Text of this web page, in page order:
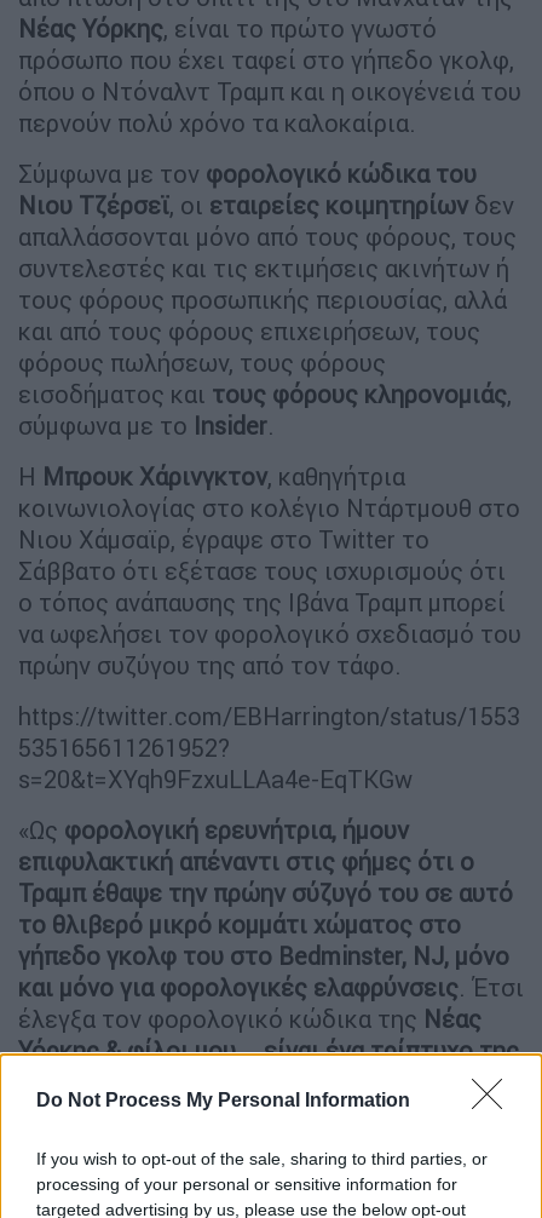
Do Not Process My Personal Information
If you wish to opt-out of the sale, sharing to third parties, or
processing of your personal or sensitive information for
targeted advertising by us, please use the below opt-out
Νέας Υόρκης, είναι το πρώτο γνωστό
πρόσωπο που έχει ταφεί στο γήπεδο γκολφ,
όπου ο Ντόναλντ Τραμπ και η οικογένειά του
περνούν πολύ χρόνο τα καλοκαίρια.
Σύμφωνα με τον φορολογικό κώδικα του
Νιου Τζέρσεϊ, οι εταιρείες κοιμητηρίων δεν
απαλλάσσονται μόνο από τους φόρους, τους
συντελεστές και τις εκτιμήσεις ακινήτων ή
τους φόρους προσωπικής περιουσίας, αλλά
και από τους φόρους επιχειρήσεων, τους
φόρους πωλήσεων, τους φόρους
εισοδήματος και τους φόρους κληρονομιάς,
σύμφωνα με το Insider.
Η Μπρουκ Χάρινγκτον, καθηγήτρια
κοινωνιολογίας στο κολέγιο Ντάρτμουθ στο
Νιου Χάμσαϊρ, έγραψε στο Twitter το
Σάββατο ότι εξέτασε τους ισχυρισμούς ότι
ο τόπος ανάπαυσης της Ιβάνα Τραμπ μπορεί
να ωφελήσει τον φορολογικό σχεδιασμό του
πρώην συζύγου της από τον τάφο.
https://twitter.com/EBHarrington/status/1553
535165611261952?
s=20&t=XYqh9FzxuLLAa4e-EqTKGw
«Ως φορολογική ερευνήτρια, ήμουν
επιφυλακτική απέναντι στις φήμες ότι ο
Τραμπ έθαψε την πρώην σύζυγό του σε αυτό
το θλιβερό μικρό κομμάτι χώματος στο
γήπεδο γκολφ του στο Bedminster, NJ, μόνο
και μόνο για φορολογικές ελαφρύνσεις. Έτσι
έλεγξα τον φορολογικό κώδικα της Νέας
Υόρκης & φίλοι μου...είναι ένα τρίπτυχο της
. Φόρος ακίνητης περιουσίας,
εισοδήματος & πωλήσεων, όλοι
άρχισαν να εμφανίζονται στα μέσα
κοινωνικής δικτύωσης απόψεις που